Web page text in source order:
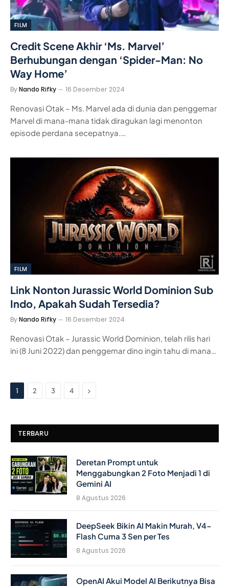
FILM
Credit Scene Akhir ‘Ms. Marvel’
Berhubungan dengan ‘Spider-Man: No
Way Home’
ByNando Rifky 16 Desember 2024
Renovasi Otak – Ms. Marvel ada di dunia dan penggemar
Marvel di mana-mana tidak diragukan lagi menonton
episode perdana secepatnya.…
FILM
Link Nonton Jurassic World Dominion Sub
Indo, Apakah Sudah Tersedia?
ByNando Rifky 16 Desember 2024
Renovasi Otak – Jurassic World Dominion, telah rilis hari
ini (8 Juni 2022) dan penggemar dino ingin tahu di mana…
1 2 3 4 Next
TERBARU
Deretan Prompt untuk
Menggabungkan 2 Foto Menjadi 1 di
Gemini AI
8 Agustus 2026
DeepSeek Bikin AI Makin Murah, V4-
Flash Cuma 3 Sen per Tes
8 Agustus 2026
OpenAI Akui Model AI Berikutnya Bisa